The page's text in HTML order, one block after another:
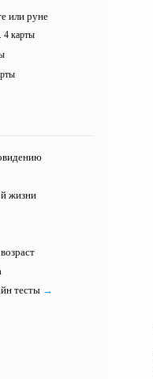
или руне
. 4 карты
жизни
тесты →